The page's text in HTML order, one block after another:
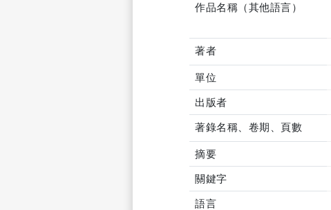
作品名稱（其他語言）
著者
單位
出版者
著錄名稱、卷期、頁數
摘要
關鍵字
語言